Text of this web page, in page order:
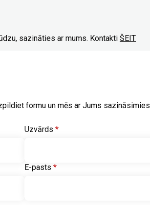
sazināties ar mums. Kontakti ŠEIT
formu un mēs ar Jums sazināsimies
Uzvārds *
E-pasts *